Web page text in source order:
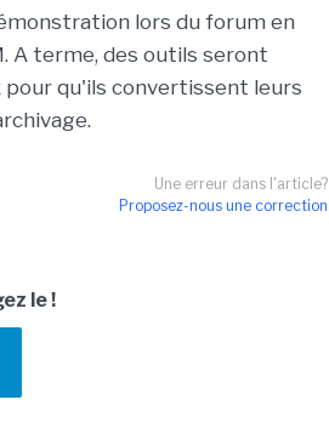
lors du forum en
A terme, des outils seront
qu'ils convertissent leurs
Une erreur dans l'article?
Proposez-nous une correction
le !